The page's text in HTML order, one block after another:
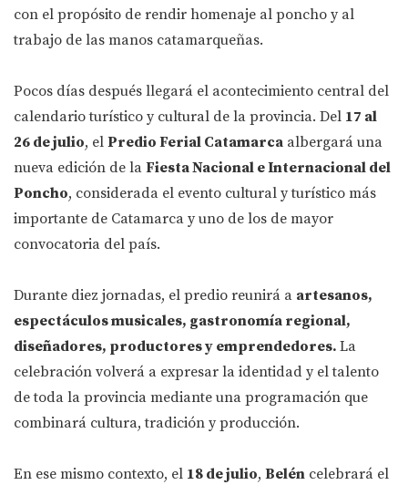
con el propósito de rendir homenaje al poncho y al
trabajo de las manos catamarqueñas.
Pocos días después llegará el acontecimiento central del
calendario turístico y cultural de la provincia. Del 17 al
26 de julio, el Predio Ferial Catamarca albergará una
nueva edición de la Fiesta Nacional e Internacional del
Poncho, considerada el evento cultural y turístico más
importante de Catamarca y uno de los de mayor
convocatoria del país.
Durante diez jornadas, el predio reunirá a artesanos,
espectáculos musicales, gastronomía regional,
diseñadores, productores y emprendedores. La
celebración volverá a expresar la identidad y el talento
de toda la provincia mediante una programación que
combinará cultura, tradición y producción.
En ese mismo contexto, el 18 de julio, Belén celebrará el